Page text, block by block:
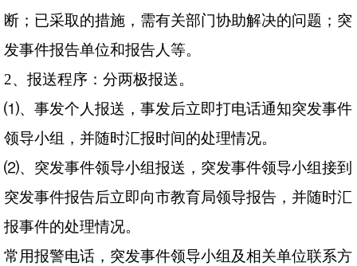
断；已采取的措施，需有关部门协助解决的问题；突
发事件报告单位和报告人等。
2、报送程序：分两极报送。
⑴、事发个人报送，事发后立即打电话通知突发事件
领导小组，并随时汇报时间的处理情况。
⑵、突发事件领导小组报送，突发事件领导小组接到
突发事件报告后立即向市教育局领导报告，并随时汇
报事件的处理情况。
常用报警电话，突发事件领导小组及相关单位联系方